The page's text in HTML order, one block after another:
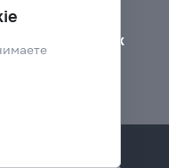
слабовидящих
сайта —